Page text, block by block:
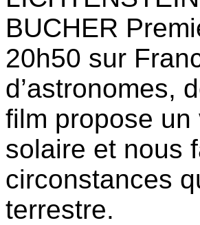
BUCHER
20h50 sur
d’astronomes,
film propose
solaire et nous
circonstances
terrestre.